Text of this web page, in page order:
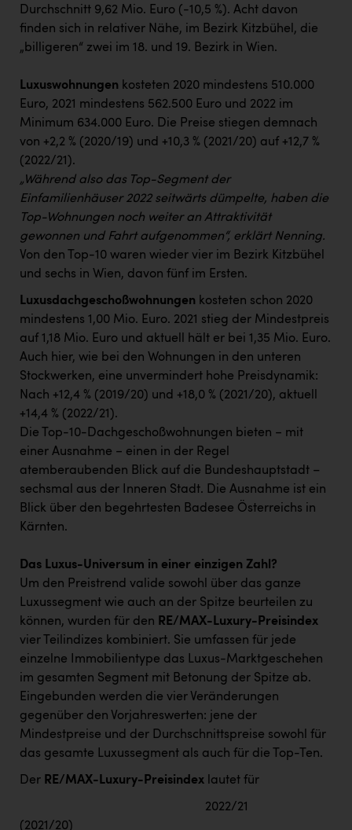
Durchschnitt 9,62 Mio. Euro (-10,5 %). Acht davon
finden sich in relativer Nähe, im Bezirk Kitzbühel, die
„billigeren“ zwei im 18. und 19. Bezirk in Wien.
Luxuswohnungen kosteten 2020 mindestens 510.000
Euro, 2021 mindestens 562.500 Euro und 2022 im
Minimum 634.000 Euro. Die Preise stiegen demnach
von +2,2 % (2020/19) und +10,3 % (2021/20) auf +12,7 %
(2022/21).
„Während also das Top-Segment der
Einfamilienhäuser 2022 seitwärts dümpelte, haben die
Top-Wohnungen noch weiter an Attraktivität
gewonnen und Fahrt aufgenommen“, erklärt Nenning.
Von den Top-10 waren wieder vier im Bezirk Kitzbühel
und sechs in Wien, davon fünf im Ersten.
Luxusdachgeschoßwohnungen kosteten schon 2020
mindestens 1,00 Mio. Euro. 2021 stieg der Mindestpreis
auf 1,18 Mio. Euro und aktuell hält er bei 1,35 Mio. Euro.
Auch hier, wie bei den Wohnungen in den unteren
Stockwerken, eine unvermindert hohe Preisdynamik:
Nach +12,4 % (2019/20) und +18,0 % (2021/20), aktuell
+14,4 % (2022/21).
Die Top-10-Dachgeschoßwohnungen bieten − mit
einer Ausnahme − einen in der Regel
atemberaubenden Blick auf die Bundeshauptstadt –
sechsmal aus der Inneren Stadt. Die Ausnahme ist ein
Blick über den begehrtesten Badesee Österreichs in
Kärnten.
Das Luxus-Universum in einer einzigen Zahl?
Um den Preistrend valide sowohl über das ganze
Luxussegment wie auch an der Spitze beurteilen zu
können, wurden für den RE/MAX-Luxury-Preisindex
vier Teilindizes kombiniert. Sie umfassen für jede
einzelne Immobilientype das Luxus-Marktgeschehen
im gesamten Segment mit Betonung der Spitze ab.
Eingebunden werden die vier Veränderungen
gegenüber den Vorjahreswerten: jene der
Mindestpreise und der Durchschnittspreise sowohl für
das gesamte Luxussegment als auch für die Top-Ten.
Der RE/MAX-Luxury-Preisindex lautet für
2022/21
(2021/20)